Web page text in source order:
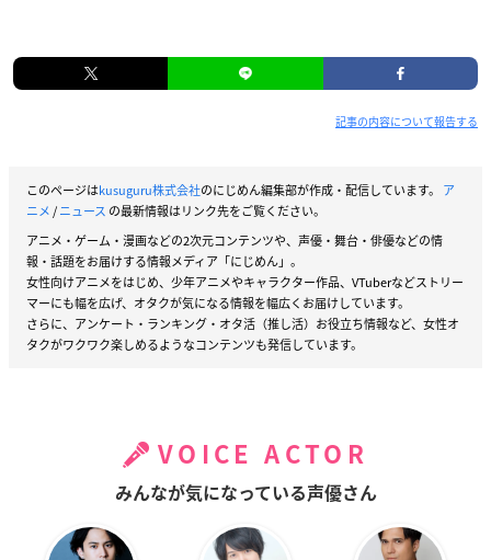
記事の内容について報告する
このページはkusuguru株式会社のにじめん編集部が作成・配信しています。 ア
ニメ/ニュース の最新情報はリンク先をご覧ください。
アニメ・ゲーム・漫画などの2次元コンテンツや、声優・舞台・俳優などの情
報・話題をお届けする情報メディア「にじめん」。
女性向けアニメをはじめ、少年アニメやキャラクター作品、VTuberなどストリー
マーにも幅を広げ、オタクが気になる情報を幅広くお届けしています。
さらに、アンケート・ランキング・オタ活（推し活）お役立ち情報など、女性オ
タクがワクワク楽しめるようなコンテンツも発信しています。
VOICE ACTOR
みんなが気になっている声優さん